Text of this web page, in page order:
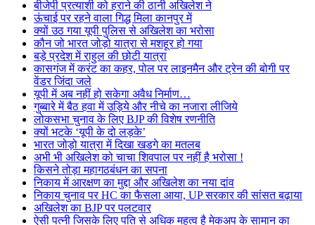
बीजेपी प्रत्याशी को हराने की ठानी अखिलेश ने
ऊंचाई पर रहने वाला गिद्ध मिला कानपुर में
क्यों उठ गया यूपी पुलिस से अखिलेश का भरोसा
कौन जो भारत जोड़ो यात्रा से मशहूर हो गया
बड़े प्रदेश में राहुल की छोटी यात्रा
कासगंज में करंट का कहर, पोल पर लाइनमैन और ट्रेन की बोगी पर
वेंडर जिंदा जले
यूपी में अब नहीं हो सकेगा अवैध निर्माण…
गुब्बारे में बैठ हवा में उड़िये और नीचे का नजारा लीजिये
लोकसभा चुनाव के लिए BJP की विशेष रणनीति
क्यों भटके ‘यूपी के दो लड़के’
भारत जोड़ो यात्रा में दिखा खडगे का मतलब
अभी भी अखिलेश को चाचा शिवपाल पर नहीं है भरोसा !
किसने तोड़ा महागठबंधन का सपना
निकाय में आरक्षण का मुद्दा और अखिलेश का नया दांव
निकाय चुनाव पर HC का फैसला आया, UP सरकार की सांसत बढ़ाया
अखिलेश का BJP पर पलटवार
ऐसी पत्नी जिसके लिए पति से अधिक महत्व है मेकअप के सामान का